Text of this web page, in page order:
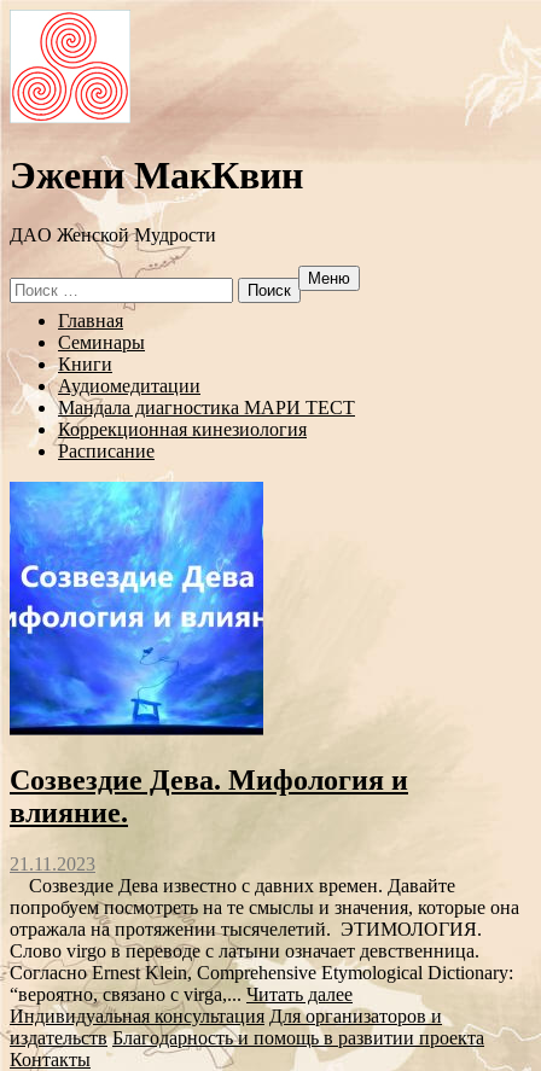
Эжени МакКвин
ДAO Женской Мудрости
Search
for:
Меню
Перейти
содержанию
Главная
Семинары
Книги
Аудиомедитации
Мандала диагностика МАРИ ТЕСТ
Коррекционная кинезиология
Расписание
Созвездие Дева. Мифология и
влияние.
21.11.2023
Созвездие Дева известно с давних времен. Давайте
попробуем посмотреть на те смыслы и значения, которые она
отражала на протяжении тысячелетий. ЭТИМОЛОГИЯ.
Cлово virgo в переводе с латыни означает девственница.
Согласно Ernest Klein, Comprehensive Etymological Dictionary:
“вероятно, связано с virga,... Читать далее
Индивидуальная консультация Для организаторов и
издательств Благодарность и помощь в развитии проекта
Контакты